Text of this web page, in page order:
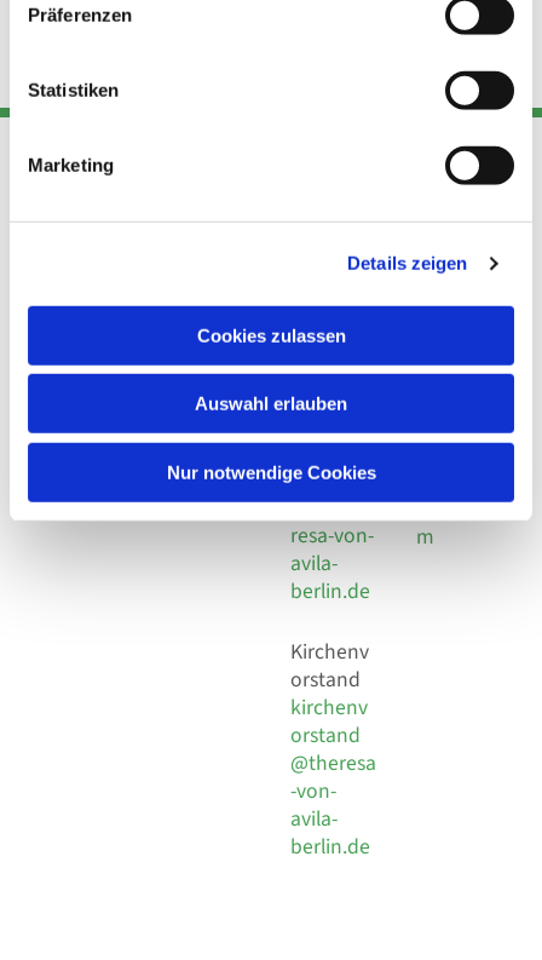
Präferenzen
Statistiken
Marketing
Details zeigen
Cookies zulassen
Auswahl erlauben
Nur notwendige Cookies
Adresse
Kirchengemeinde Pfarrei
Hl. Theresa von Avila Berlin
Leitender Pfarrer - Norbert
Behaimstr. 39
Kont
Telefon
+49 30
924 64 28
Fax +49
30 924 54
18
E-Mail
info@the
resa-von-
avila-
berlin.de
Kirchenv
orstand
kirchenv
orstand
@theresa
-von-
avila-
berlin.de
Links
Datensch
utz
Social
Impressu
m